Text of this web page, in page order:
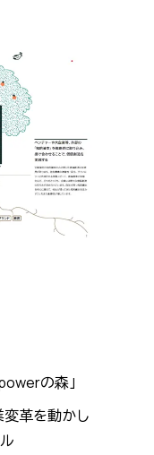
の森」
革を動かし